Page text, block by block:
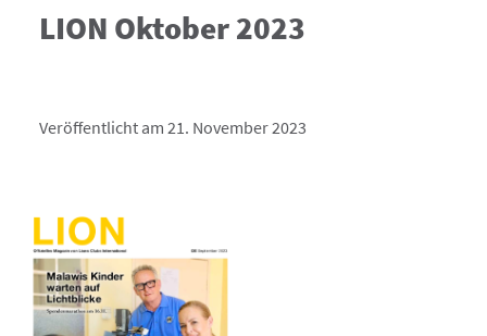
LION Oktober 2023
Veröffentlicht am 21. November 2023